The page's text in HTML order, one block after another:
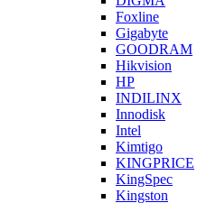
Foxline
Gigabyte
GOODRAM
Hikvision
HP
INDILINX
Innodisk
Intel
Kimtigo
KINGPRICE
KingSpec
Kingston